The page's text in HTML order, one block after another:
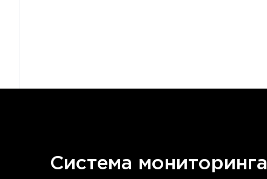
Система мониторинга